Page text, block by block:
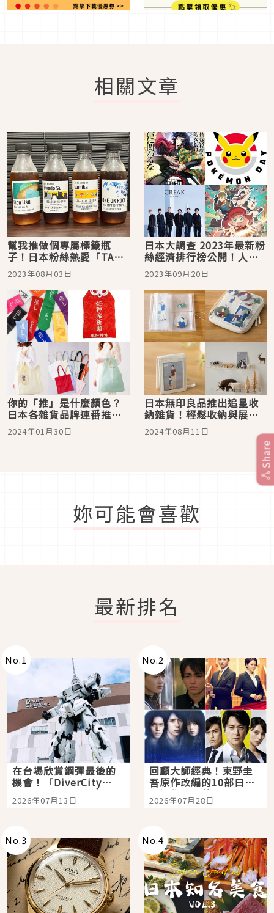
相關文章
幫我推做個專屬標籤瓶
子！日本粉絲熱愛「TAG-
COFFEE STAN(D)」客製
紅茶咖啡瓶，繁中介面、
手機即做超方便
2023年08月03日
日本大調查 2023年最新粉
絲經濟排行榜公開！人氣
動漫新作引發注目，疫情
解封讓各家藝人的吸金力
重回往日光景？
2023年09月20日
你的「推」是什麼顏色？
日本各雜貨品牌連番推出
粉絲必買的「推し小
物」！
2024年01月30日
日本無印良品推出追星收
納雜貨！輕鬆收納與展示
自推小卡立牌徽章，連娃
包都有
2024年08月11日
妳可能會喜歡
最新排名
No.1
在台場欣賞鋼彈最後的
機會！「DiverCity
Tokyo Plaza」搭船、
購物、美食及夜景，一
2026年07月13日
No.2
回顧大師經典！東野圭
吾原作改編的10部日本
影視作品推薦
2026年07月28日
No.3 No.4
Share